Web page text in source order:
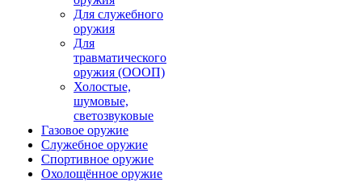
Для служебного
оружия
Для
травматического
оружия (ОООП)
Холостые,
шумовые,
светозвуковые
Газовое оружие
Служебное оружие
Спортивное оружие
Охолощённое оружие